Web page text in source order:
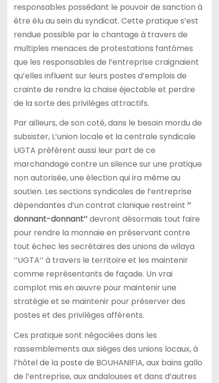
responsables possédant le pouvoir de sanction à
être élu au sein du syndicat. Cette pratique s’est
rendue possible par le chantage à travers de
multiples menaces de protestations fantômes
que les responsables de l’entreprise craignaient
qu’elles influent sur leurs postes d’emplois de
crainte de rendre la chaise éjectable et perdre
de la sorte des privilèges attractifs.
Par ailleurs, de son coté, dans le besoin mordu de
subsister, L’union locale et la centrale syndicale
UGTA préfèrent aussi leur part de ce
marchandage contre un silence sur une pratique
non autorisée, une élection qui ira même au
soutien. Les sections syndicales de l’entreprise
dépendantes d’un contrat clanique restreint ’’
donnant-donnant’’devront désormais tout faire
pour rendre la monnaie en préservant contre
tout échec les secrétaires des unions de wilaya
‘’UGTA’’ à travers le territoire et les maintenir
comme représentants de façade. Un vrai
complot mis en œuvre pour maintenir une
stratégie et se maintenir pour préserver des
postes et des privilèges afférents.
Ces pratique sont négociées dans les
rassemblements aux sièges des unions locaux, à
l’hôtel de la poste de BOUHANIFIA, aux bains gallo
de l’entreprise, aux andalouses et dans d’autres